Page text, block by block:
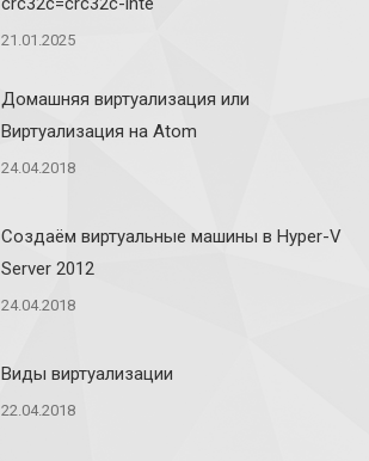
21.01.2025
Домашняя виртуализация или
Виртуализация на Atom
24.04.2018
Создаём виртуальные машины в Hyper-V
Server 2012
24.04.2018
Виды виртуализации
22.04.2018